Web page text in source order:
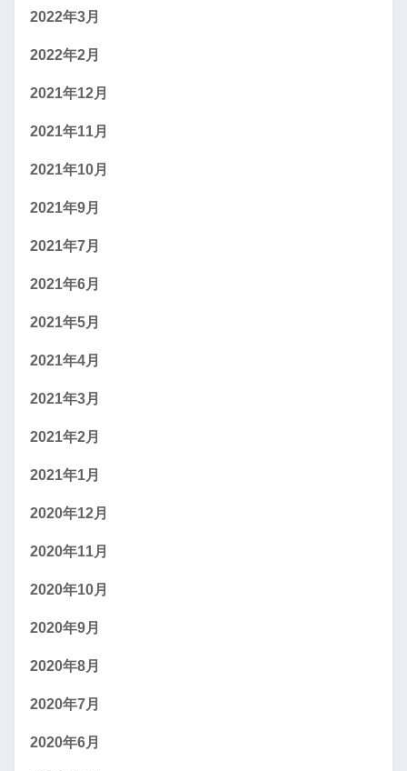
2022年3月
2022年2月
2021年12月
2021年11月
2021年10月
2021年9月
2021年7月
2021年6月
2021年5月
2021年4月
2021年3月
2021年2月
2021年1月
2020年12月
2020年11月
2020年10月
2020年9月
2020年8月
2020年7月
2020年6月